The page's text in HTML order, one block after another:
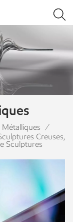
/
Creuses,
Sculptures